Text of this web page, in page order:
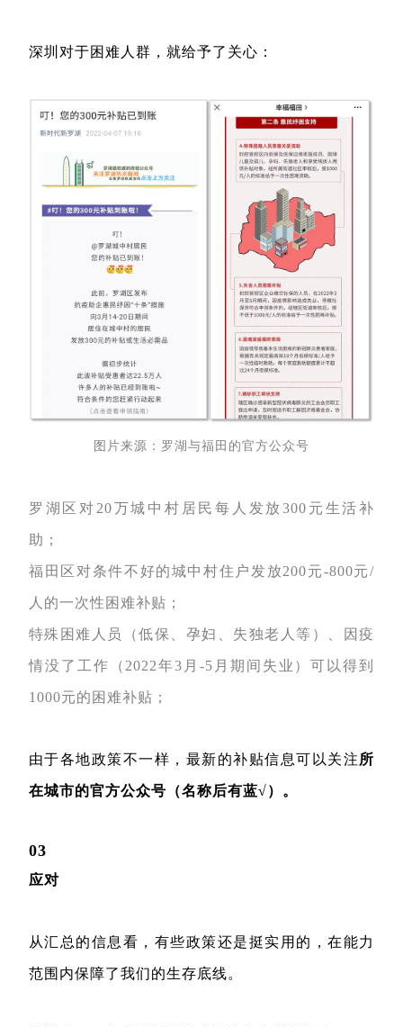
深圳对于困难人群，就给予了关心：
图片来源：罗湖与福田的官方公众号
罗湖区对20万城中村居民每人发放300元生活补
助；
福田区对条件不好的城中村住户发放200元-800元/
人的一次性困难补贴；
特殊困难人员（低保、孕妇、失独老人等）、因疫
情没了工作（2022年3月-5月期间失业）可以得到
1000元的困难补贴；
由于各地政策不一样，最新的补贴信息可以关注所
在城市的官方公众号（名称后有蓝√）。
03
应对
从汇总的信息看，有些政策还是挺实用的，在能力
范围内保障了我们的生存底线。